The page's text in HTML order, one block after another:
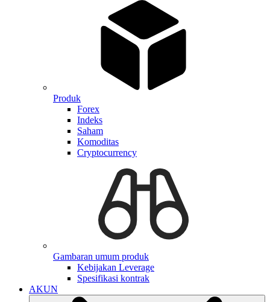
Produk
Forex
Indeks
Saham
Komoditas
Cryptocurrency
Gambaran umum produk
Kebijakan Leverage
Spesifikasi kontrak
AKUN